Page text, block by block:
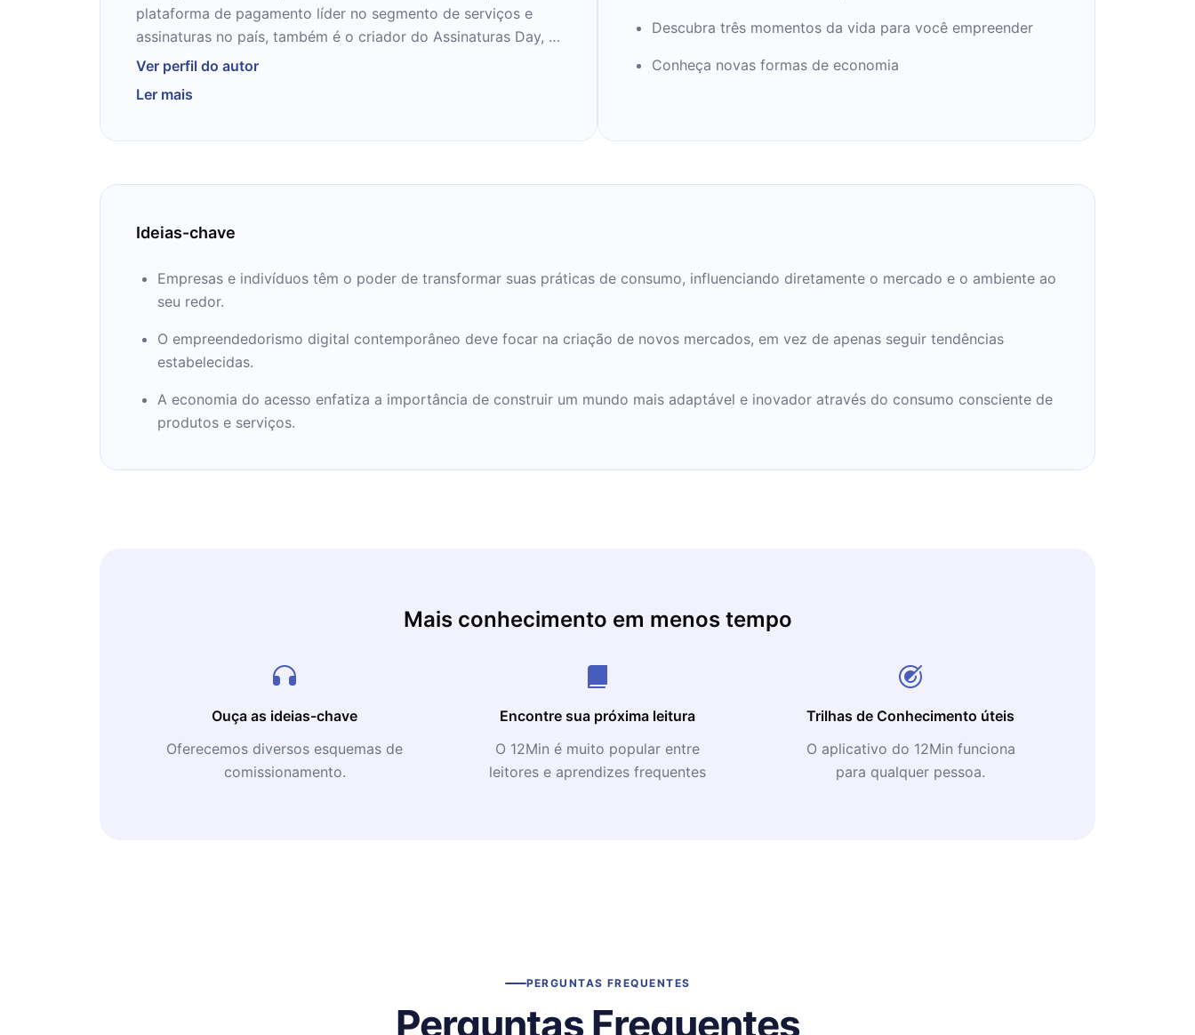
plataforma de pagamento líder no segmento de serviços e
assinaturas no país, também é o criador do Assinaturas Day, o
evento oficial para o mercado SaaS e de assinaturas no país.
modelos de receita recorrente. Rodrigo é um dos principais
Ver perfil do autor
Ler mais
Descubra três momentos da vida para você empreender
Conheça novas formas de economia
Ideias-chave
Empresas e indivíduos têm o poder de transformar suas práticas de consumo, influenciando diretamente o mercado e o ambiente ao
seu redor.
O empreendedorismo digital contemporâneo deve focar na criação de novos mercados, em vez de apenas seguir tendências
estabelecidas.
A economia do acesso enfatiza a importância de construir um mundo mais adaptável e inovador através do consumo consciente de
produtos e serviços.
Mais conhecimento em menos tempo
Ouça as ideias-chave
Oferecemos diversos esquemas de
comissionamento.
Encontre sua próxima leitura
O 12Min é muito popular entre
leitores e aprendizes frequentes
Trilhas de Conhecimento úteis
O aplicativo do 12Min funciona
para qualquer pessoa.
PERGUNTAS FREQUENTES
Perguntas Frequentes